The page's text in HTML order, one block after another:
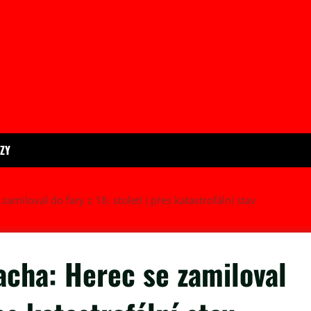
do fary z 18. století i přes katastrofální stav
Herec se zamiloval